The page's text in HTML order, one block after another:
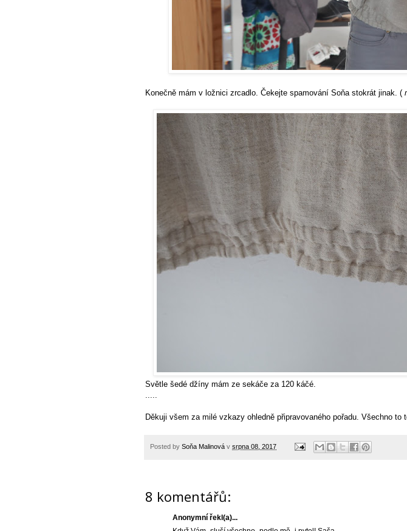
Konečně mám v ložnici zrcadlo. Čekejte spamování Soňa stokrát jinak. (
Světle šedé džíny mám ze sekáče za 120 káčé.
Děkuji všem za milé vzkazy ohledně připravovaného pořadu. Všechno to
Posted by Soňa Malinová v srpna 08, 2017
8 komentářů:
Anonymní řekl(a)...